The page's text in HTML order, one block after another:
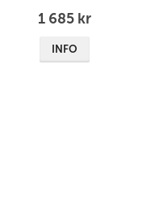
1 685 kr
INFO